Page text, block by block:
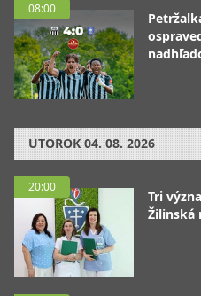
08:00
UTOROK 04. 08. 2026
20:00
Tri
Žilinská